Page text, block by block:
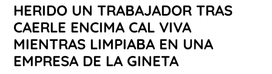
HERIDO UN TRABAJADOR TRAS
CAERLE ENCIMA CAL VIVA
MIENTRAS LIMPIABA EN UNA
EMPRESA DE LA GINETA